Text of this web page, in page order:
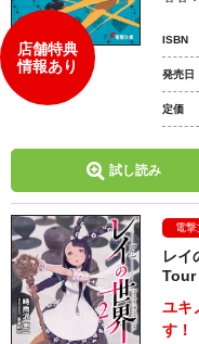
店舗特典
情報あり
ISBN
発売日
定価
試し読み
電
レ
Tour
ユキ
す！